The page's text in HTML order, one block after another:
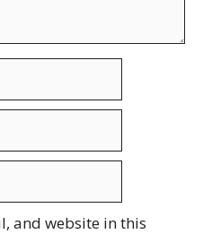
and website in this